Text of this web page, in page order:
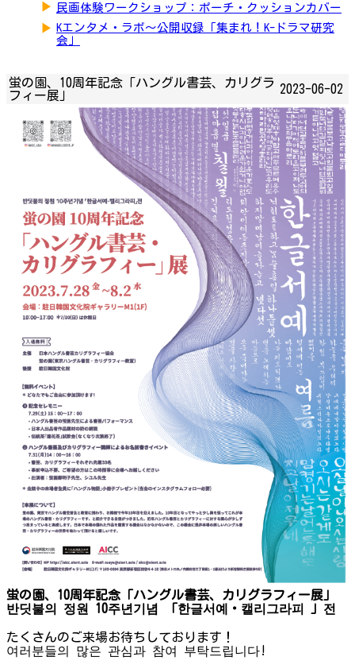
▶ 民画体験ワークショップ：ポーチ・クッションカバー
▶ Kエンタメ・ラボ～公開収録「集まれ！K-ドラマ研究
会」
蛍の園、10周年記念「ハングル書芸、カリグラ
フィー展」
2023-06-02
蛍の園、10周年記念「ハングル書芸、カリグラフィー展」
반딧불의 정원 10주년기념 「한글서예・캘리그라피 」전
たくさんのご来場お待ちしております！
여러분들의 많은 관심과 참여 부탁드립니다!